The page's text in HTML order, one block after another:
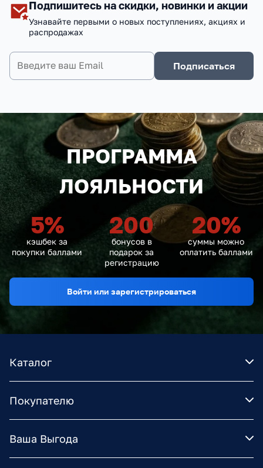
Подпишитесь на скидки, новинки и акции
Узнавайте первыми о новых поступлениях, акциях и
распродажах
Подписаться
ПРОГРАММА
ЛОЯЛЬНОСТИ
5%
кэшбек за
покупки баллами
200
бонусов в
подарок за
регистрацию
20%
суммы можно
оплатить баллами
Войти или зарегистрироваться
Каталог
Покупателю
Ваша Выгода